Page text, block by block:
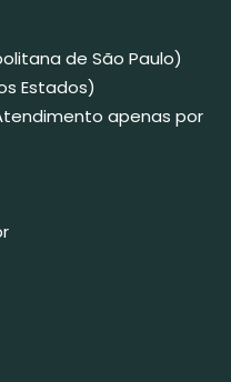
de São Paulo)
Estados)
apenas por